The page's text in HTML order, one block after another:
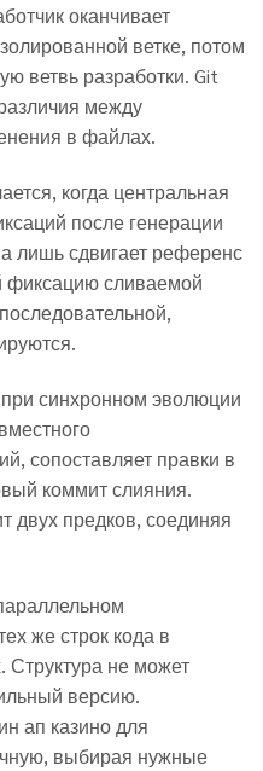
оканчивает
ветке, потом
ветвь разработки. Git
между
в файлах.
когда центральная
после генерации
лишь сдвигает референс
фиксацию сливаемой
синхронном эволюции
сопоставляет правки в
коммит слияния.
двух предков, соединяя
же строк кода в
Структура не может
версию.
ап казино для
выбирая нужные